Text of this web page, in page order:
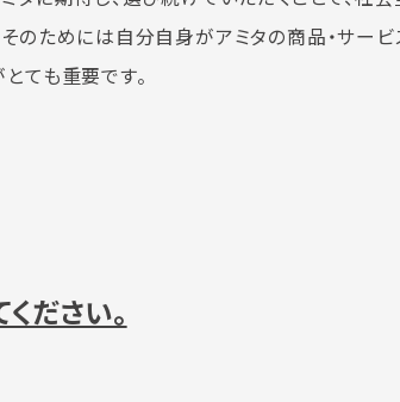
のためには自分自身がアミタの商品・サー
ても重要です。
ださい。